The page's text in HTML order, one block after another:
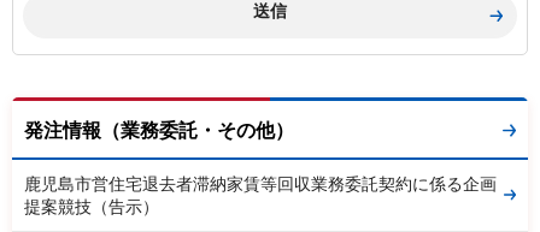
発注情報（業務委託・その他）
鹿児島市営住宅退去者滞納家賃等回収業務委託契約に係る企画
提案競技（告示）